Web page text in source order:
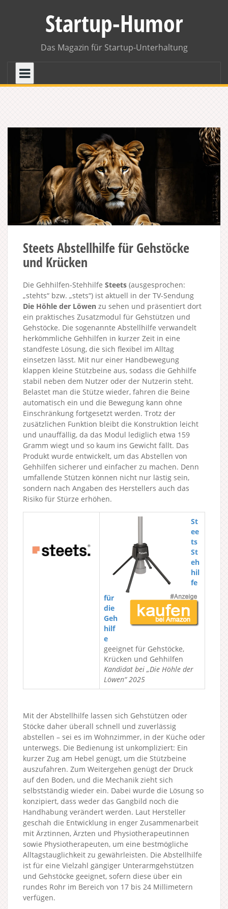
Startup-Humor
Das Magazin für Startup-Unterhaltung
Steets Abstellhilfe für Gehstöcke
und Krücken
Die Gehhilfen-Stehhilfe Steets (ausgesprochen:
„stehts“ bzw. „stets“) ist aktuell in der TV-Sendung
Die Höhle der Löwen zu sehen und präsentiert dort
ein praktisches Zusatzmodul für Gehstützen und
Gehstöcke. Die sogenannte Abstellhilfe verwandelt
herkömmliche Gehhilfen in kurzer Zeit in eine
standfeste Lösung, die sich flexibel im Alltag
einsetzen lässt. Mit nur einer Handbewegung
klappen kleine Stützbeine aus, sodass die Gehhilfe
stabil neben dem Nutzer oder der Nutzerin steht.
Belastet man die Stütze wieder, fahren die Beine
automatisch ein und die Bewegung kann ohne
Einschränkung fortgesetzt werden. Trotz der
zusätzlichen Funktion bleibt die Konstruktion leicht
und unauffällig, da das Modul lediglich etwa 159
Gramm wiegt und so kaum ins Gewicht fällt. Das
Produkt wurde entwickelt, um das Abstellen von
Gehhilfen sicherer und einfacher zu machen. Denn
umfallende Stützen können nicht nur lästig sein,
sondern nach Angaben des Herstellers auch das
Risiko für Stürze erhöhen.
St
ee
ts
St
eh
hil
fe
für
die
Geh
hilf
e
geeignet für Gehstöcke,
Krücken und Gehhilfen
Kandidat bei „Die Höhle der
Löwen“ 2025
Mit der Abstellhilfe lassen sich Gehstützen oder
Stöcke daher überall schnell und zuverlässig
abstellen – sei es im Wohnzimmer, in der Küche oder
unterwegs. Die Bedienung ist unkompliziert: Ein
kurzer Zug am Hebel genügt, um die Stützbeine
auszufahren. Zum Weitergehen genügt der Druck
auf den Boden, und die Mechanik zieht sich
selbstständig wieder ein. Dabei wurde die Lösung so
konzipiert, dass weder das Gangbild noch die
Handhabung verändert werden. Laut Hersteller
geschah die Entwicklung in enger Zusammenarbeit
mit Ärztinnen, Ärzten und Physiotherapeutinnen
sowie Physiotherapeuten, um eine bestmögliche
Alltagstauglichkeit zu gewährleisten. Die Abstellhilfe
ist für eine Vielzahl gängiger Unterarmgehstützen
und Gehstöcke geeignet, sofern diese über ein
rundes Rohr im Bereich von 17 bis 24 Millimetern
verfügen.